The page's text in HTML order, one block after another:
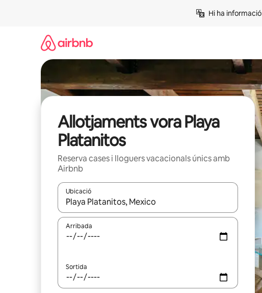
Hi ha
Allotjaments vora Playa
Platanitos
Reserva cases i lloguers vacacionals únics amb
Airbnb
Ubicació
Quan els resultats estiguin disponibles, podràs navegar-hi
Arribada
Sortida